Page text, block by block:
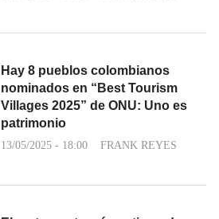
Hay 8 pueblos colombianos
nominados en “Best Tourism
Villages 2025” de ONU: Uno es
patrimonio
13/05/2025 - 18:00 FRANK REYES